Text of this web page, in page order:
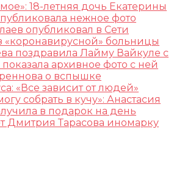
18-летняя дочь Екатерины
нежное фото
опубликовал в Сети
«коронавирусной» больницы
поздравила Лайму Вайкуле с
архивное фото с ней
о вспышке
«Все зависит от людей»
собрать в кучу»: Анастасия
в подарок на день
Дмитрия Тарасова иномарку